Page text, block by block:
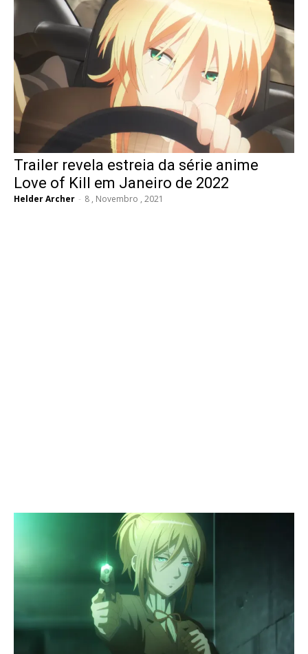
Trailer revela estreia da série anime
Love of Kill em Janeiro de 2022
Helder Archer - 8 , Novembro , 2021